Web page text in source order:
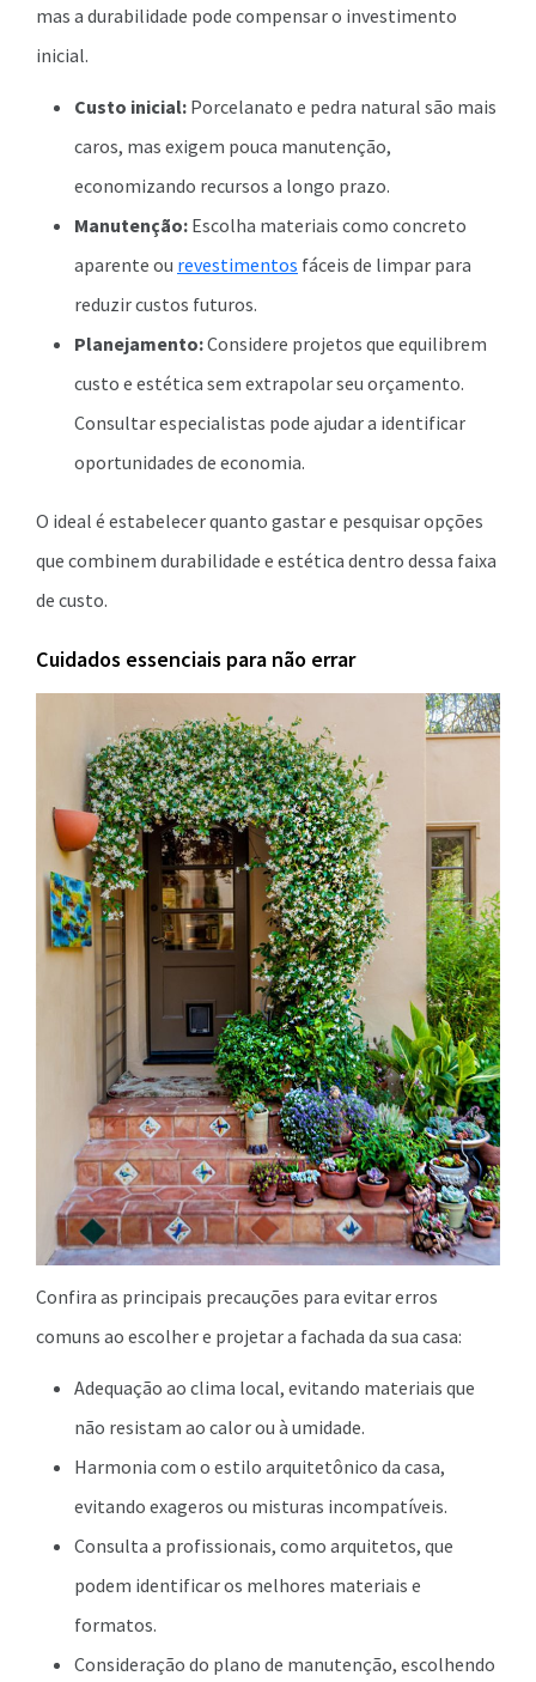
mas a durabilidade pode compensar o investimento
inicial.
Custo inicial: Porcelanato e pedra natural são mais
caros, mas exigem pouca manutenção,
economizando recursos a longo prazo.
Manutenção: Escolha materiais como concreto
aparente ou revestimentos fáceis de limpar para
reduzir custos futuros.
Planejamento:Considere projetos que equilibrem
custo e estética sem extrapolar seu orçamento.
Consultar especialistas pode ajudar a identificar
oportunidades de economia.
O ideal é estabelecer quanto gastar e pesquisar opções
que combinem durabilidade e estética dentro dessa faixa
de custo.
Cuidados essenciais para não errar
Confira as principais precauções para evitar erros
comuns ao escolher e projetar a fachada da sua casa:
Adequação ao clima local, evitando materiais que
não resistam ao calor ou à umidade.
Harmonia com o estilo arquitetônico da casa,
evitando exageros ou misturas incompatíveis.
Consulta a profissionais, como arquitetos, que
podem identificar os melhores materiais e
formatos.
Consideração do plano de manutenção, escolhendo